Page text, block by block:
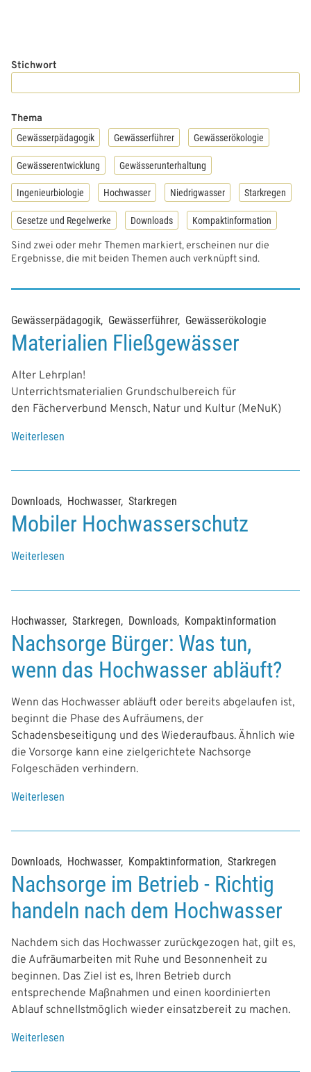
Stichwort
Thema
Gewässerpädagogik Gewässerführer Gewässerökologie
Gewässerentwicklung Gewässerunterhaltung
Ingenieurbiologie Hochwasser Niedrigwasser Starkregen
Gesetze und Regelwerke Downloads Kompaktinformation
Sind zwei oder mehr Themen markiert, erscheinen nur die
Ergebnisse, die mit beiden Themen auch verknüpft sind.
Gewässerpädagogik Gewässerführer Gewässerökologie
Materialien Fließgewässer
Alter Lehrplan!
Unterrichtsmaterialien Grundschulbereich für
den Fächerverbund Mensch, Natur und Kultur (MeNuK)
Weiterlesen
Downloads Hochwasser Starkregen
Mobiler Hochwasserschutz
Weiterlesen
Hochwasser Starkregen Downloads Kompaktinformation
Nachsorge Bürger: Was tun,
wenn das Hochwasser abläuft?
Wenn das Hochwasser abläuft oder bereits abgelaufen ist,
beginnt die Phase des Aufräumens, der
Schadensbeseitigung und des Wiederaufbaus. Ähnlich wie
die Vorsorge kann eine zielgerichtete Nachsorge
Folgeschäden verhindern.
Weiterlesen
Downloads Hochwasser Kompaktinformation Starkregen
Nachsorge im Betrieb - Richtig
handeln nach dem Hochwasser
Nachdem sich das Hochwasser zurückgezogen hat, gilt es,
die Aufräumarbeiten mit Ruhe und Besonnenheit zu
beginnen. Das Ziel ist es, Ihren Betrieb durch
entsprechende Maßnahmen und einen koordinierten
Ablauf schnellstmöglich wieder einsatzbereit zu machen.
Weiterlesen